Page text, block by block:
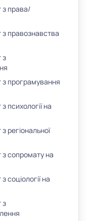
з права/
правознавства
з
з програмування
психології на
регіональної
з сопромату на
соціології на
з